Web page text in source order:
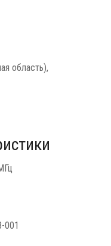
область),
001